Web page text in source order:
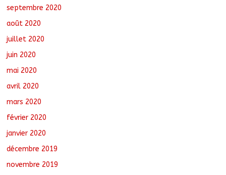
septembre 2020
août 2020
juillet 2020
juin 2020
mai 2020
avril 2020
mars 2020
février 2020
janvier 2020
décembre 2019
novembre 2019